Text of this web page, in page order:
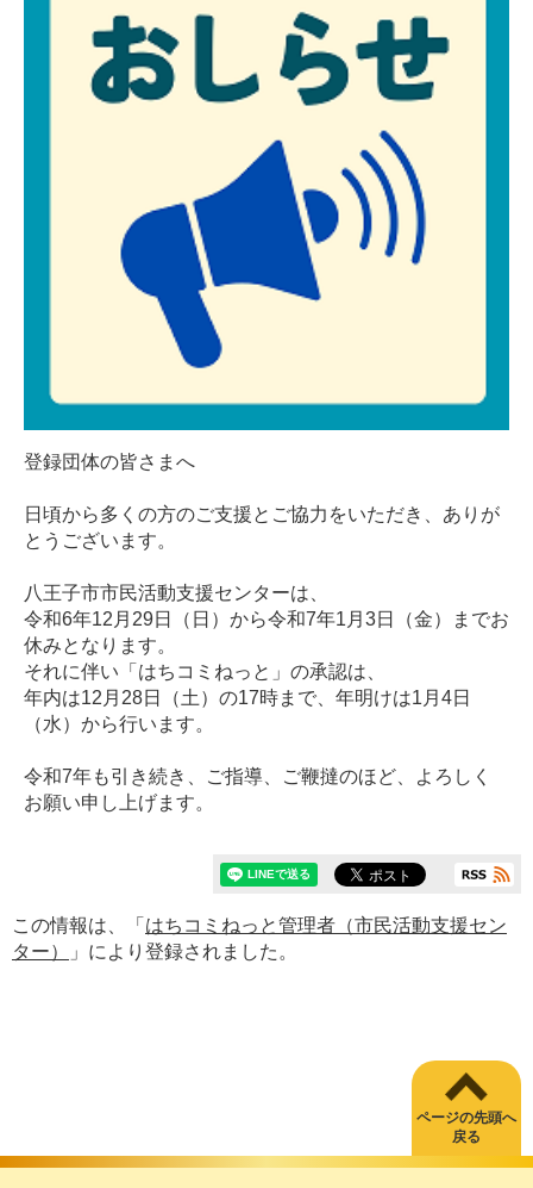
登録団体の皆さまへ
日頃から多くの方のご支援とご協力をいただき、ありが
とうございます。
八王子市市民活動支援センターは、
令和6年12月29日（日）から令和7年1月3日（金）までお
休みとなります。
それに伴い「はちコミねっと」の承認は、
年内は12月28日（土）の17時まで、年明けは1月4日
（水）から行います。
令和7年も引き続き、ご指導、ご鞭撻のほど、よろしく
お願い申し上げます。
この情報は、「 はちコミねっと管理者（市民活動支援セン
ター）
」により登録されました。
ページの先頭へ
戻る